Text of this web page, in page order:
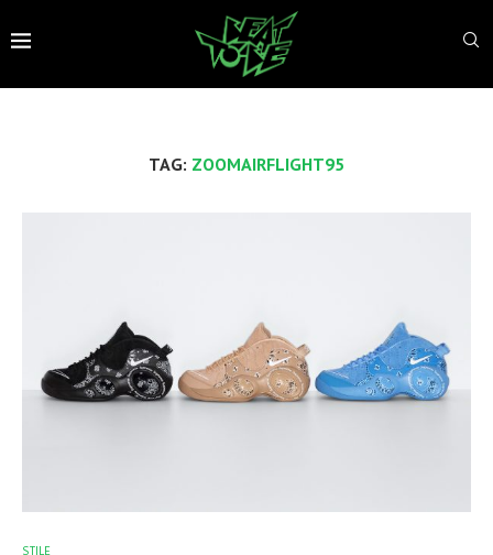
TAG: ZOOMAIRFLIGHT95